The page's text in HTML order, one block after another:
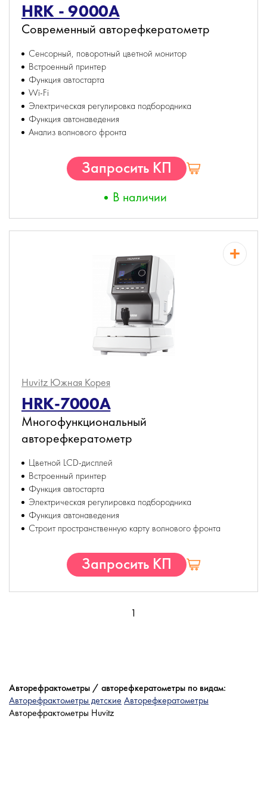
HRK - 9000А
Современный авторефкератометр
Сенсорный, поворотный цветной монитор
Встроенный принтер
Функция автостарта
Wi-Fi
Электрическая регулировка подбородника
Функция автонаведения
Анализ волнового фронта
Запросить КП
В наличии
Huvitz Южная Корея
HRK-7000A
Многофункциональный
авторефкератометр
Цветной LCD-дисплей
Встроенный принтер
Функция автостарта
Электрическая регулировка подбородника
Функция автонаведения
Строит пространственную карту волнового фронта
Запросить КП
1
Авторефрактометры / авторефкератометры по видам:
Авторефрактометры детские Авторефкератометры
Авторефрактометры Huvitz